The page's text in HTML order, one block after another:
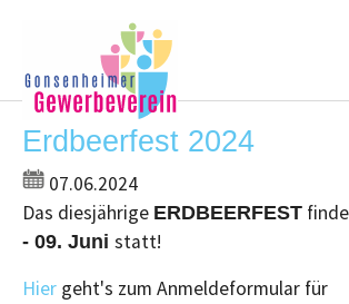
Skip to main content
Erdbeerfest 2024
07.06.2024
Das diesjährige ERDBEERFEST
- 09. Juni statt!
Hier geht's zum Anmeldeformular für